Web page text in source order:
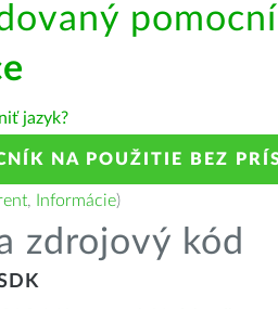
jazyk?
NA POUŽITIE BEZ
, Informácie)
zdrojový kód